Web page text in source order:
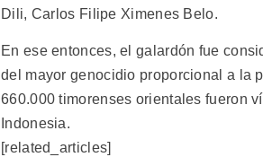
Dili, Carlos Filipe Ximenes Belo.
En ese entonces, el galardón fue
del mayor genocidio proporcional a la
660.000 timorenses orientales fueron
Indonesia.
[related_articles]